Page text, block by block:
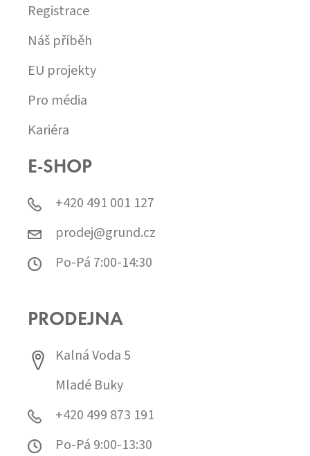
Registrace
Náš příběh
EU projekty
Pro média
Kariéra
E-SHOP
+420 491 001 127
prodej@grund.cz
Po-Pá 7:00-14:30
PRODEJNA
Kalná Voda 5
Mladé Buky
+420 499 873 191
Po-Pá 9:00-13:30